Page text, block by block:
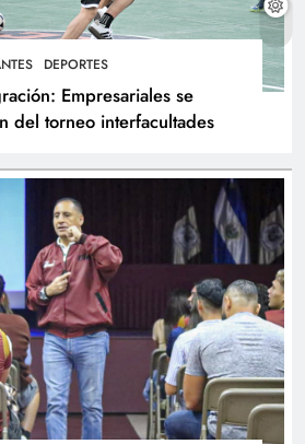
DEPORTES
Empresariales se
del torneo interfacultades